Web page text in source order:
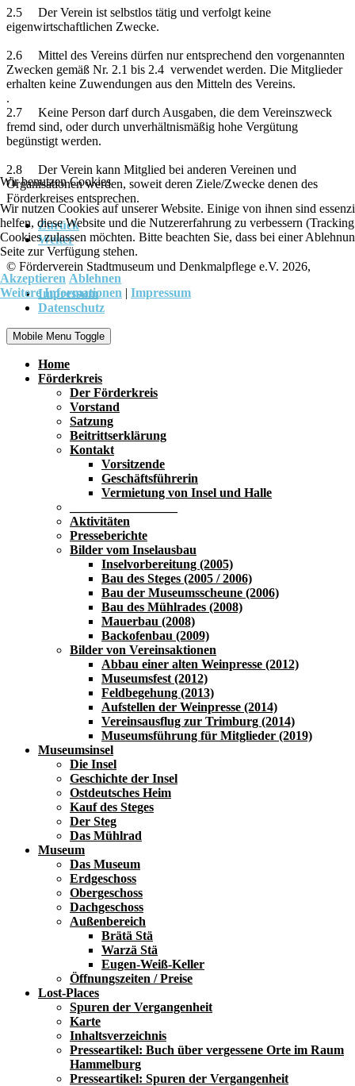
2.5 Der Verein ist selbstlos tätig und verfolgt keine
eigenwirtschaftlichen Zwecke.
2.6 Mittel des Vereins dürfen nur entsprechend den vorgenannten
Zwecken gemäß Nr. 2.1 bis 2.4 verwendet werden. Die Mitglieder
erhalten keine Zuwendungen aus den Mitteln des Vereins.
.
2.7 Keine Person darf durch Ausgaben, die dem Vereinszweck
fremd sind, oder durch unverhältnismäßig hohe Vergütung
begünstigt werden.
2.8 Der Verein kann Mitglied bei anderen Vereinen und
Organisationen werden, soweit deren Ziele/Zwecke denen des
Förderkreises entsprechen.
Zurück
Weiter
© Förderverein Stadtmuseum und Denkmalpflege e.V. 2026,
Impressum
Datenschutz
Mobile Menu Toggle
Home
Förderkreis
Der Förderkreis
Vorstand
Satzung
Beitrittserklärung
Kontakt
Vorsitzende
Geschäftsführerin
Vermietung von Insel und Halle
Aktivitäten
Presseberichte
Bilder vom Inselausbau
Inselvorbereitung (2005)
Bau des Steges (2005 / 2006)
Bau der Museumsscheune (2006)
Bau des Mühlrades (2008)
Mauerbau (2008)
Backofenbau (2009)
Bilder von Vereinsaktionen
Abbau einer alten Weinpresse (2012)
Museumsfest (2012)
Feldbegehung (2013)
Aufstellen der Weinpresse (2014)
Vereinsausflug zur Trimburg (2014)
Museumsführung für Mitglieder (2019)
Museumsinsel
Die Insel
Geschichte der Insel
Ostdeutsches Heim
Kauf des Steges
Der Steg
Das Mühlrad
Museum
Das Museum
Erdgeschoss
Obergeschoss
Dachgeschoss
Außenbereich
Brätä Stä
Warzä Stä
Eugen-Weiß-Keller
Öffnungszeiten / Preise
Lost-Places
Spuren der Vergangenheit
Karte
Inhaltsverzeichnis
Presseartikel: Buch über vergessene Orte im Raum
Hammelburg
Presseartikel: Spuren der Vergangenheit
Wir benutzen Cookies
Wir nutzen Cookies auf unserer Website. Einige von ihnen sind
helfen, diese Website und die Nutzererfahrung zu verbessern
Cookies zulassen möchten. Bitte beachten Sie, dass bei einer
Seite zur Verfügung stehen.
Akzeptieren Ablehnen
Weitere Informationen | Impressum